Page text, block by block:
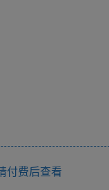
付费后查看